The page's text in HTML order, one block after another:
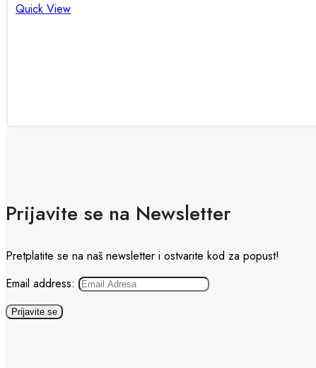
Quick View
Prijavite se na Newsletter
Pretplatite se na naš newsletter i ostvarite kod za popust!
Email address: